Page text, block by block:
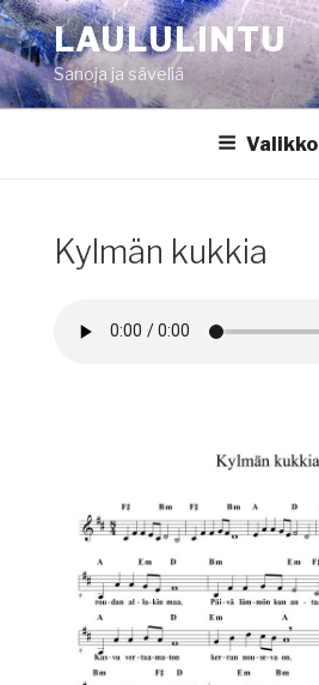
Siirry
sisältöönLAULULINTU
Sanoja ja säveliä
Valikko
Kylmän kukkia